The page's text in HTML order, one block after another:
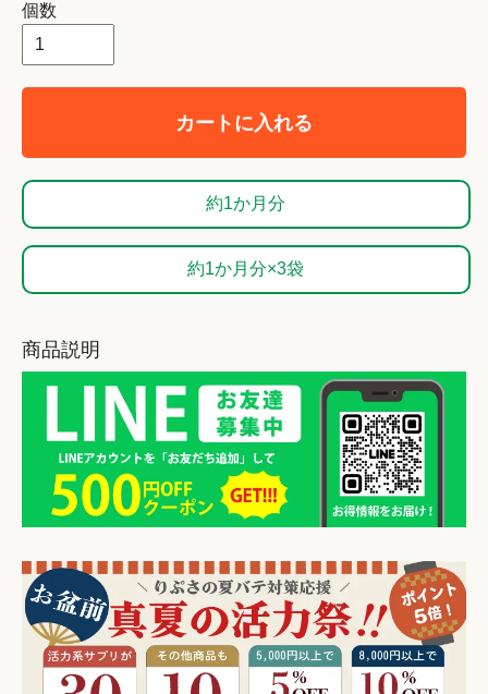
個数
カートに入れる
約1か月分
約1か月分×3袋
商品説明